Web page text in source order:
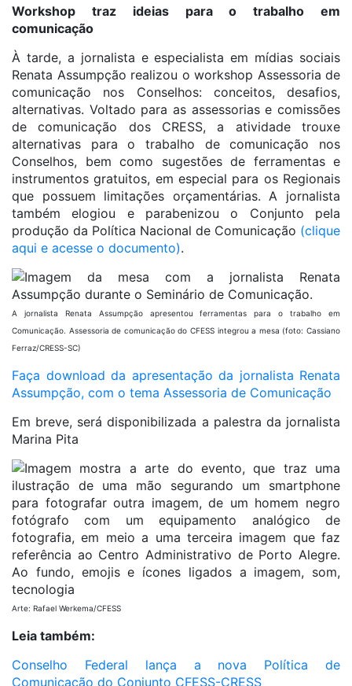
Workshop traz ideias para o trabalho em
comunicação
À tarde, a jornalista e especialista em mídias sociais
Renata Assumpção realizou o workshop Assessoria de
comunicação nos Conselhos: conceitos, desafios,
alternativas. Voltado para as assessorias e comissões
de comunicação dos CRESS, a atividade trouxe
alternativas para o trabalho de comunicação nos
Conselhos, bem como sugestões de ferramentas e
instrumentos gratuitos, em especial para os Regionais
que possuem limitações orçamentárias. A jornalista
também elogiou e parabenizou o Conjunto pela
produção da Política Nacional de Comunicação (clique
aqui e acesse o documento).
A jornalista Renata Assumpção apresentou ferramentas para o trabalho em
Comunicação. Assessoria de comunicação do CFESS integrou a mesa (foto: Cassiano
Ferraz/CRESS-SC)
Faça download da apresentação da jornalista Renata
Assumpção, com o tema Assessoria de Comunicação
Em breve, será disponibilizada a palestra da jornalista
Marina Pita
Arte: Rafael Werkema/CFESS
Leia também:
Conselho Federal lança a nova Política de
Comunicação do Conjunto CFESS-CRESS